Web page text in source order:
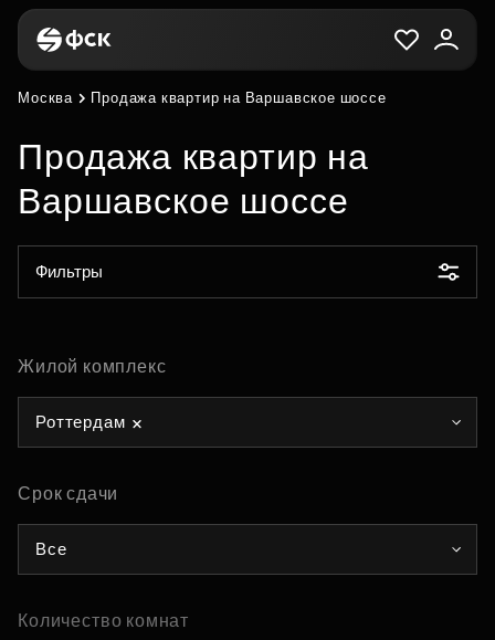
Москва Продажа квартир на Варшавское шоссе
Продажа квартир на
Варшавское шоссе
Фильтры
Жилой комплекс
Роттердам
Срок сдачи
Все
Количество комнат